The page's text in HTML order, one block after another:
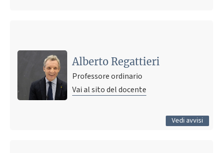
Alberto Regattieri
Professore ordinario
Vai al sito del docente
Vedi avvisi
ATTUALMENTE DISPONIBILI (03/08/2026)
29 agosto 2025 16:25
Tutti gli avvisi